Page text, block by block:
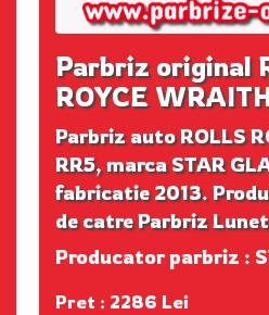
Parbriz original
ROYCE
Parbriz auto ROLLS
RR5, marca STAR
fabricatie 2013.
de catre Parbriz
Producator parbriz :
Pret : 2286 Lei